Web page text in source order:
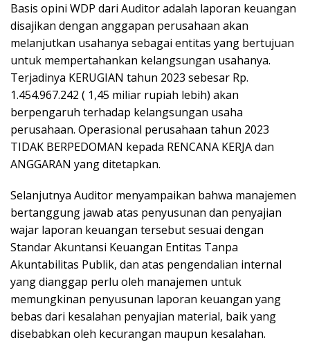
Basis opini WDP dari Auditor adalah laporan keuangan
disajikan dengan anggapan perusahaan akan
melanjutkan usahanya sebagai entitas yang bertujuan
untuk mempertahankan kelangsungan usahanya.
Terjadinya KERUGIAN tahun 2023 sebesar Rp.
1.454.967.242 ( 1,45 miliar rupiah lebih) akan
berpengaruh terhadap kelangsungan usaha
perusahaan. Operasional perusahaan tahun 2023
TIDAK BERPEDOMAN kepada RENCANA KERJA dan
ANGGARAN yang ditetapkan.
Selanjutnya Auditor menyampaikan bahwa manajemen
bertanggung jawab atas penyusunan dan penyajian
wajar laporan keuangan tersebut sesuai dengan
Standar Akuntansi Keuangan Entitas Tanpa
Akuntabilitas Publik, dan atas pengendalian internal
yang dianggap perlu oleh manajemen untuk
memungkinan penyusunan laporan keuangan yang
bebas dari kesalahan penyajian material, baik yang
disebabkan oleh kecurangan maupun kesalahan.